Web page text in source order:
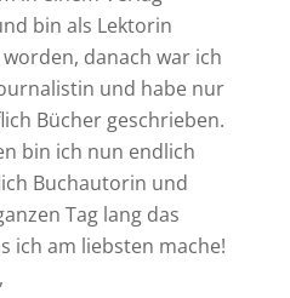
bin als Lektorin
danach war ich
und habe nur
Bücher geschrieben.
bin ich nun endlich
Buchautorin und
Tag lang das
ich am liebsten mache!